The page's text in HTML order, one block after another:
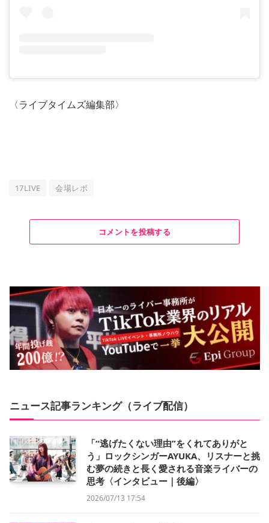
〈ライブタイムズ編集部〉
17LIVE 会場レポ
コメントを投稿する
ニュース記事ランキング（ライブ配信）
「“逃げたくない理由”をくれてありがと
う」ロックシンガーAYUKA、リスナーと挑
む夢の続きと長く愛される音楽ライバーの
思考〈インタビュー｜後編〉
2026/07/13 17:54